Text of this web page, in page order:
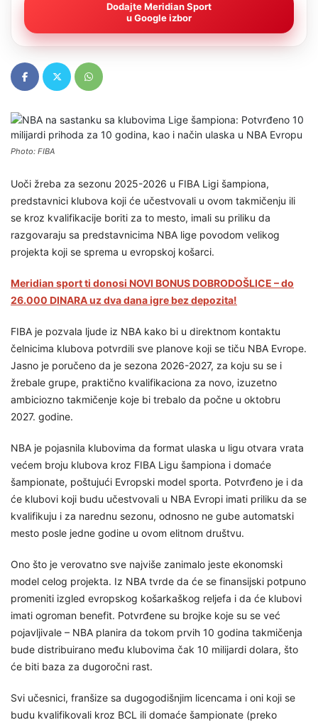
Dodajte Meridian Sport
u Google izbor
Photo: FIBA
Uoči žreba za sezonu 2025-2026 u FIBA Ligi šampiona,
predstavnici klubova koji će učestvovali u ovom takmičenju ili
se kroz kvalifikacije boriti za to mesto, imali su priliku da
razgovaraju sa predstavnicima NBA lige povodom velikog
projekta koji se sprema u evropskoj košarci.
Meridian sport ti donosi NOVI BONUS DOBRODOŠLICE – do
26.000 DINARA uz dva dana igre bez depozita!
FIBA je pozvala ljude iz NBA kako bi u direktnom kontaktu
čelnicima klubova potvrdili sve planove koji se tiču NBA Evrope.
Jasno je poručeno da je sezona 2026-2027, za koju su se i
žrebale grupe, praktično kvalifikaciona za novo, izuzetno
ambiciozno takmičenje koje bi trebalo da počne u oktobru
2027. godine.
NBA je pojasnila klubovima da format ulaska u ligu otvara vrata
većem broju klubova kroz FIBA Ligu šampiona i domaće
šampionate, poštujući Evropski model sporta. Potvrđeno je i da
će klubovi koji budu učestvovali u NBA Evropi imati priliku da se
kvalifikuju i za narednu sezonu, odnosno ne gube automatski
mesto posle jedne godine u ovom elitnom društvu.
Ono što je verovatno sve najviše zanimalo jeste ekonomski
model celog projekta. Iz NBA tvrde da će se finansijski potpuno
promeniti izgled evropskog košarkaškog reljefa i da će klubovi
imati ogroman benefit. Potvrđene su brojke koje su se već
pojavljivale – NBA planira da tokom prvih 10 godina takmičenja
bude distribuirano među klubovima čak 10 milijardi dolara, što
će biti baza za dugoročni rast.
Svi učesnici, franšize sa dugogodišnjim licencama i oni koji se
budu kvalifikovali kroz BCL ili domaće šampionate (preko